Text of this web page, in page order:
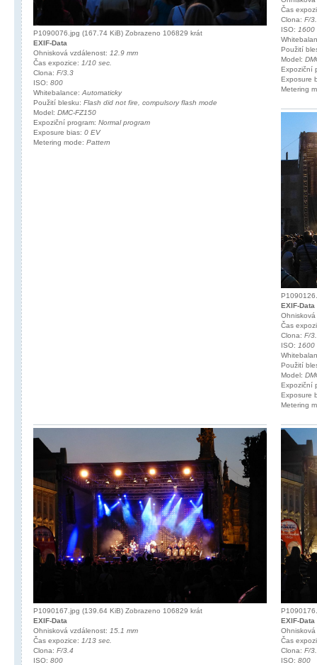
P1090076.jpg (167.74 KiB) Zobrazeno 106829 krát
EXIF-Data
Ohnisková vzdálenost: 12.9 mm
Čas expozice: 1/10 sec.
Clona: F/3.3
ISO: 800
Whitebalance: Automaticky
Použití blesku: Flash did not fire, compulsory flash mode
Model: DMC-FZ150
Expoziční program: Normal program
Exposure bias: 0 EV
Metering mode: Pattern
Čas
Clona: F/
ISO: 1600
Použití
Model:
Expoziční
Exposure
Metering
EXIF-Data
Čas
Clona: F/
ISO: 1600
Použití
Model:
Expoziční
Exposure
Metering
P1090167.jpg (139.64 KiB) Zobrazeno 106829 krát
EXIF-Data
Ohnisková vzdálenost: 15.1 mm
Čas expozice: 1/13 sec.
Clona: F/3.4
ISO: 800
EXIF-Data
Čas
Clona: F/
ISO: 800